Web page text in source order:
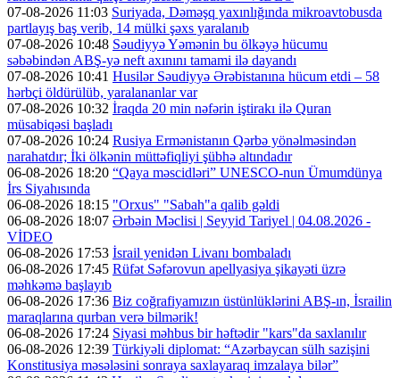
07-08-2026 11:03 Suriyada, Dəməşq yaxınlığında mikroavtobusda
partlayış baş verib, 14 mülki şəxs yaralanıb
07-08-2026 10:48 Səudiyyə Yəmənin bu ölkəyə hücumu
səbəbindən ABŞ-yə neft axınını tamami ilə dayandı
07-08-2026 10:41 Husilər Səudiyyə Ərəbistanına hücum etdi – 58
hərbçi öldürülüb, yaralananlar var
07-08-2026 10:32 İraqda 20 min nəfərin iştirakı ilə Quran
müsabiqəsi başladı
07-08-2026 10:24 Rusiya Ermənistanın Qərbə yönəlməsindən
narahatdır; İki ölkənin müttəfiqliyi şübhə altındadır
06-08-2026 18:20 “Qaya məscidləri” UNESCO-nun Ümumdünya
İrs Siyahısında
06-08-2026 18:15 "Orxus" "Sabah"a qalib gəldi
06-08-2026 18:07 Ərbəin Məclisi | Seyyid Tariyel | 04.08.2026 -
VİDEO
06-08-2026 17:53 İsrail yenidən Livanı bombaladı
06-08-2026 17:45 Rüfət Səfərovun apellyasiya şikayəti üzrə
məhkəmə başlayıb
06-08-2026 17:36 Biz coğrafiyamızın üstünlüklərini ABŞ-ın, İsrailin
maraqlarına qurban verə bilmərik!
06-08-2026 17:24 Siyasi məhbus bir həftədir "kars"da saxlanılır
06-08-2026 12:39 Türkiyəli diplomat: “Azərbaycan sülh sazişini
Konstitusiya məsələsini sonraya saxlayaraq imzalaya bilər”